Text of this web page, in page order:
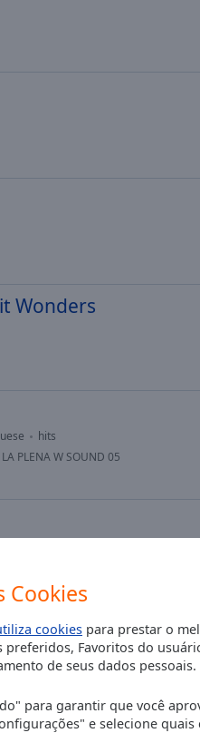
Cookies
cookies para prestar o
preferidos, Favoritos do
de seus dados pessoais.
para garantir que você
e selecione
Wonders
hits
PLENA W SOUND 05